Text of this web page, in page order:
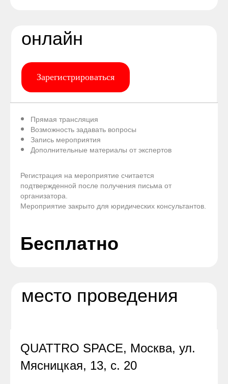
онлайн
Зарегистрироваться
Прямая трансляция
Возможность задавать вопросы
Запись мероприятия
Дополнительные материалы от экспертов
Регистрация на мероприятие считается
подтвержденной после получения письма от
организатора.
Мероприятие закрыто для юридических консультантов.
Бесплатно
место проведения
QUATTRO SPACE, Москва, ул.
Мясницкая, 13, с. 20